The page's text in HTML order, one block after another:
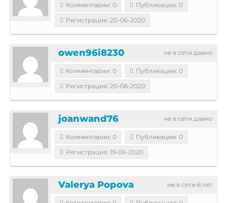
Комментарии: 0
Публикации: 0
Регистрация: 20-06-2020
не в сети давно
owen96i8230
Комментарии: 0
Публикации: 0
Регистрация: 20-06-2020
не в сети давно
joanwand76
Комментарии: 0
Публикации: 0
Регистрация: 19-06-2020
не в сети 6 лет
Valerya Popova